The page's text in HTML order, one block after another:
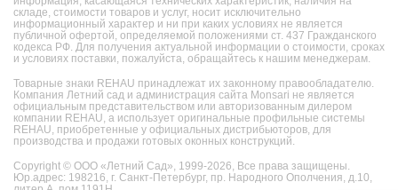
складе, стоимости товаров и услуг, носит исключительно
информационный характер и ни при каких условиях не является
публичной офертой, определяемой положениями ст. 437 Гражданского
кодекса РФ. Для получения актуальной информации о стоимости, сроках
и условиях поставки, пожалуйста, обращайтесь к нашим менеджерам.
Товарные знаки REHAU принадлежат их законному правообладателю.
Компания Летний сад и администрация сайта Monsari не является
официальным представительством или авторизованным дилером
компании REHAU, а использует оригинальные профильные системы
REHAU, приобретенные у официальных дистрибьюторов, для
производства и продажи готовых оконных конструкций.
Copyright © ООО «Летний Сад», 1999-2026, Все права защищены.
Юр.адрес: 198216, г. Санкт-Петербург, пр. Народного Ополчения, д.10,